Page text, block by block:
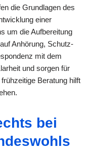
die Grundlagen des
einer
um die Aufbereitung
Anhörung, Schutz-
mit dem
und sorgen für
Beratung hilft
bei